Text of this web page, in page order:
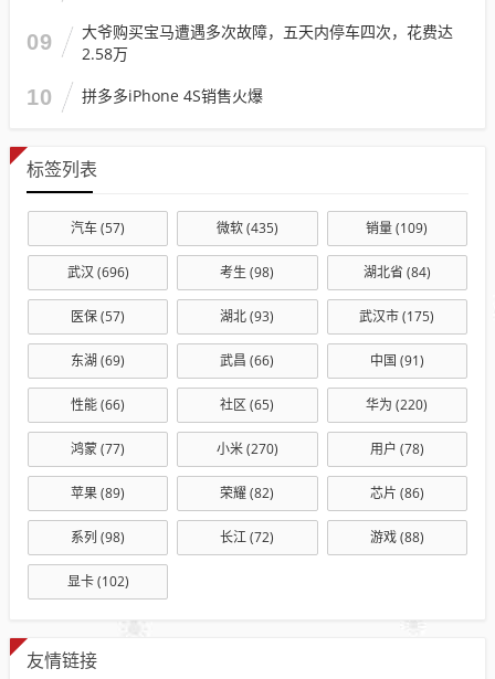
09
大爷购买宝马遭遇多次故障，五天内停车四次，花费达
2.58万
10 拼多多iPhone 4S销售火爆
标签列表
汽车(57) 微软(435) 销量(109)
武汉 (696) 考生 (98) 湖北省 (84)
医保(57) 湖北(93) 武汉市(175)
东湖 (69) 武昌 (66) 中国 (91)
性能(66) 社区 (65) 华为 (220)
鸿蒙(77) 小米(270) 用户 (78)
苹果(89) 荣耀(82) 芯片 (86)
系列 (98) 长江(72) 游戏(88)
显卡(102)
友情链接